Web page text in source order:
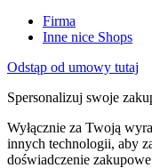
Firma
Inne nice Shops
Odstąp od umowy tutaj
Spersonalizuj swoje
Wyłącznie za Twoją
innych technologii, aby
doświadczenie